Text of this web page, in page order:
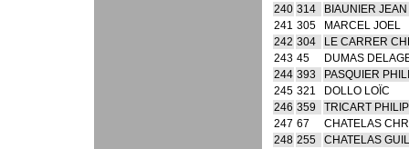
240 314
BIAUNIER
241 305
MARCEL JOEL
242 304
LE CARRER
243 45
DUMAS
244 393
PASQUIER
245 321
DOLLO LOÏC
246 359
TRICART
247 67
CHATELAS
248 255
CHATELAS